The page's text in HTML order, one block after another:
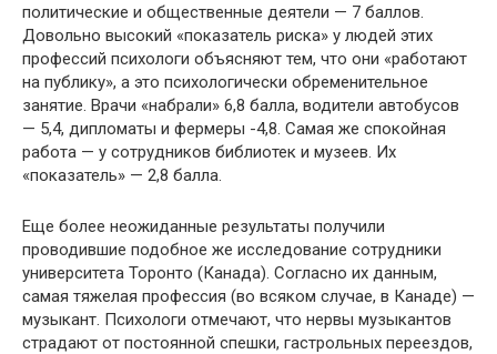
политические и общественные деятели — 7 баллов.
Довольно высокий «показатель риска» у людей этих
профессий психологи объясняют тем, что они «работают
на публику», а это психологически обременительное
занятие. Врачи «набрали» 6,8 балла, водители автобусов
— 5,4, дипломаты и фермеры -4,8. Самая же спокойная
работа — у сотрудников библиотек и музеев. Их
«показатель» — 2,8 балла.
Еще более неожиданные результаты получили
проводившие подобное же исследование сотрудники
университета Торонто (Канада). Согласно их данным,
самая тяжелая профессия (во всяком случае, в Канаде) —
музыкант. Психологи отмечают, что нервы музыкантов
страдают от постоянной спешки, гастрольных переездов,